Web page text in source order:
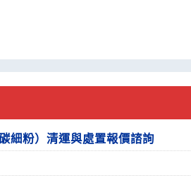
細粉）清運與處置報價諮詢